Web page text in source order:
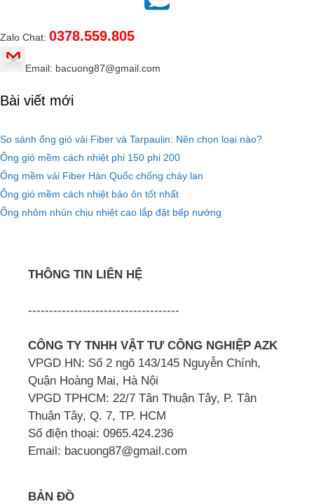
Zalo Chat: 0378.559.805
Email: bacuong87@gmail.com
Bài viết mới
So sánh ống gió vải Fiber và Tarpaulin: Nên chọn loại nào?
Ống gió mềm cách nhiệt phi 150 phi 200
Ống mềm vải Fiber Hàn Quốc chống cháy lan
Ống gió mềm cách nhiệt bảo ôn tốt nhất
Ống nhôm nhún chịu nhiệt cao lắp đặt bếp nướng
THÔNG TIN LIÊN HỆ
------------------------------------
CÔNG TY TNHH VẬT TƯ CÔNG NGHIỆP AZK
VPGD HN: Số 2 ngõ 143/145 Nguyễn Chính,
Quận Hoàng Mai, Hà Nội
VPGD TPHCM: 22/7 Tân Thuận Tây, P. Tân
Thuận Tây, Q. 7, TP. HCM
Số điện thoại: 0965.424.236
Email: bacuong87@gmail.com
BẢN ĐỒ